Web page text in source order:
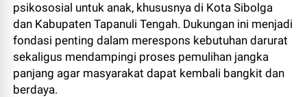
psikososial untuk anak, khususnya di Kota Sibolga
dan Kabupaten Tapanuli Tengah. Dukungan ini menjadi
fondasi penting dalam merespons kebutuhan darurat
sekaligus mendampingi proses pemulihan jangka
panjang agar masyarakat dapat kembali bangkit dan
berdaya.